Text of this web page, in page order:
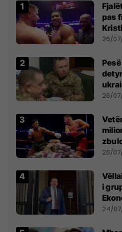
pas
26/
26/
e
26/
i
24/